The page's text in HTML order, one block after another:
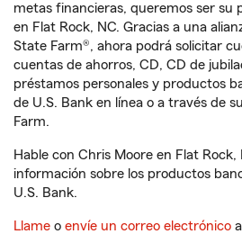
metas financieras, queremos ser su
en Flat Rock, NC. Gracias a una
State Farm®, ahora podrá solicitar
cuentas de ahorros, CD, CD de
préstamos personales y productos
de U.S. Bank en línea o a través de
Farm.
Hable con Chris Moore en Flat
información sobre los productos
U.S. Bank.
Llame o envíe un correo electrónico